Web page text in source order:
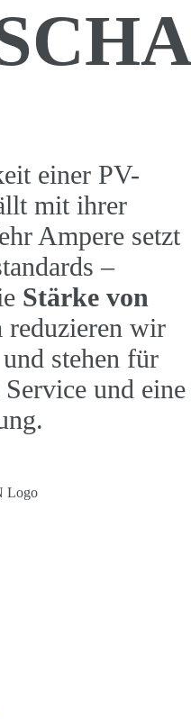
einer PV-
mit ihrer
Ampere setzt
–
Stärke von
reduzieren wir
stehen für
und eine